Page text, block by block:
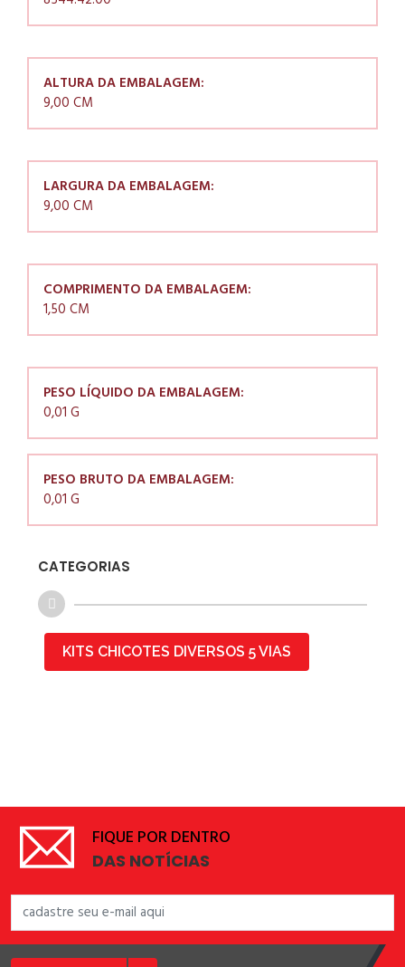
ALTURA DA EMBALAGEM:
9,00 CM
LARGURA DA EMBALAGEM:
9,00 CM
COMPRIMENTO DA EMBALAGEM:
1,50 CM
PESO LÍQUIDO DA EMBALAGEM:
0,01 G
PESO BRUTO DA EMBALAGEM:
0,01 G
CATEGORIAS
KITS CHICOTES DIVERSOS 5 VIAS
FIQUE POR DENTRO
DAS NOTÍCIAS